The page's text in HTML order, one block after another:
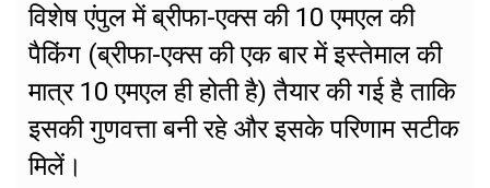
विशेष एंपुल में ब्रीफा-एक्स की 10 एमएल की
पैकिंग (ब्रीफा-एक्स की एक बार में इस्तेमाल की
मात्र 10 एमएल ही होती है) तैयार की गई है ताकि
इसकी गुणवत्ता बनी रहे और इसके परिणाम सटीक
मिलें।